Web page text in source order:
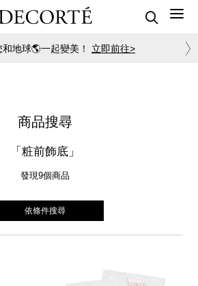
地球🌎一起變美！ 立即前往>
商品搜尋
「粧前飾底」
發現9個商品
依條件搜尋